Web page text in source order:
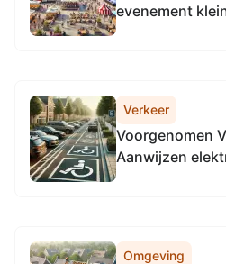
evenement
Verkeer
Voorgenomen
Aanwijzen
Omgeving